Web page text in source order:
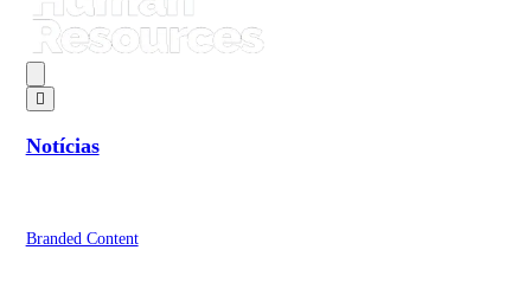
Notícias
Branded Content